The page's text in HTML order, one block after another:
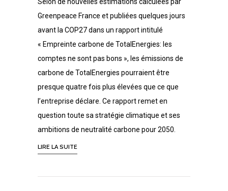
Greenpeace France et publiées quelques jours
avant la COP27 dans un rapport intitulé
« Empreinte carbone de TotalEnergies: les
comptes ne sont pas bons », les émissions de
carbone de TotalEnergies pourraient être
presque quatre fois plus élevées que ce que
l’entreprise déclare. Ce rapport remet en
question toute sa stratégie climatique et ses
ambitions de neutralité carbone pour 2050.
LIRE LA SUITE